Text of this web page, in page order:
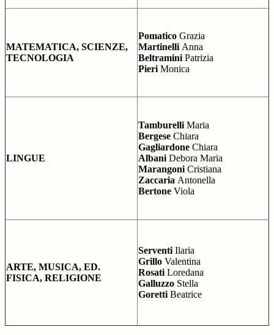
MATEMATICA, SCIENZE,
TECNOLOGIA
Pomatico Grazia
Martinelli Anna
Beltramini Patrizia
Pieri Monica
LINGUE
Tamburelli Maria
Bergese Chiara
Gagliardone Chiara
Albani Debora Maria
Marangoni Cristiana
Zaccaria Antonella
Bertone Viola
ARTE, MUSICA, ED.
FISICA, RELIGIONE
Serventi Ilaria
Grillo Valentina
Rosati Loredana
Galluzzo Stella
Goretti Beatrice